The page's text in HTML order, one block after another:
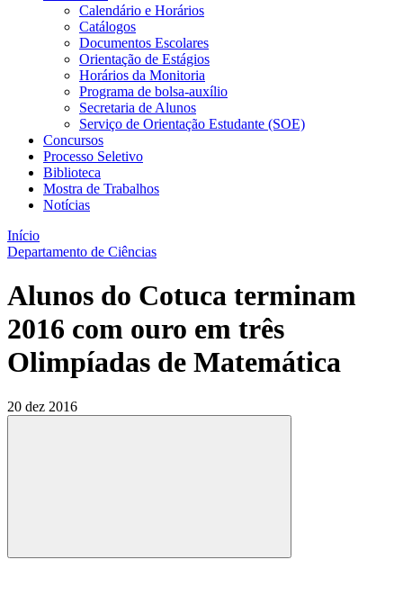
Calendário e Horários
Catálogos
Documentos Escolares
Orientação de Estágios
Horários da Monitoria
Programa de bolsa-auxílio
Secretaria de Alunos
Serviço de Orientação Estudante (SOE)
Concursos
Processo Seletivo
Biblioteca
Mostra de Trabalhos
Notícias
Início
Departamento de Ciências
Alunos do Cotuca terminam
2016 com ouro em três
Olimpíadas de Matemática
20 dez 2016
Compartilhar